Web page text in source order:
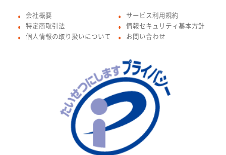
● 会社概要
● 特定商取引法
● 個人情報の取り扱いについて
● サービス利用規約
● 情報セキュリティ基本方針
● お問い合わせ